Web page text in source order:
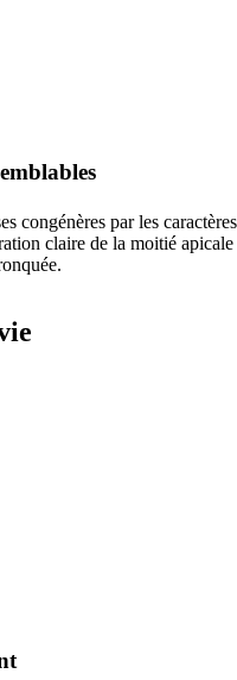
congénères par les
claire de la moitié